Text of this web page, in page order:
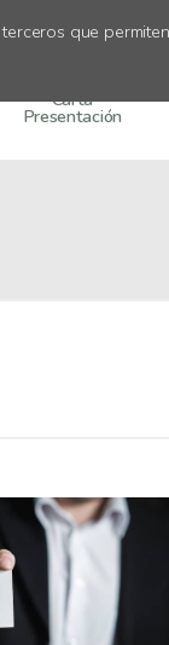
que
Carta
Presentación